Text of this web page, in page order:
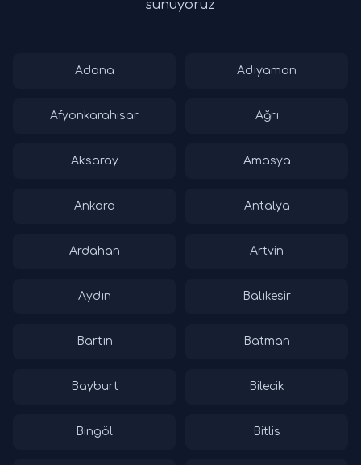
sunuyoruz
Adana Adıyaman
Afyonkarahisar Ağrı
Aksaray Amasya
Ankara Antalya
Ardahan Artvin
Aydın Balıkesir
Bartın Batman
Bayburt Bilecik
Bingöl Bitlis